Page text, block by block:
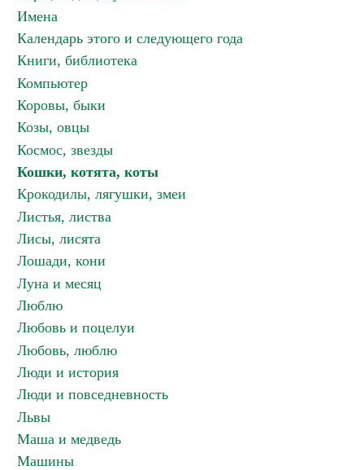
Имена
Календарь этого и следующего года
Книги, библиотека
Компьютер
Коровы, быки
Козы, овцы
Космос, звезды
Кошки, котята, коты
Крокодилы, лягушки, змеи
Листья, листва
Лисы, лисята
Лошади, кони
Луна и месяц
Люблю
Любовь и поцелуи
Любовь, люблю
Люди и история
Люди и повседневность
Львы
Маша и медведь
Машины